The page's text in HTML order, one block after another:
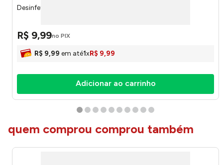
Desinfetante Eucalipto 2L 9172 - Bufalo
R$ 9,99no PIX
R$ 9,99 em até1xR$ 9,99
Adicionar ao carrinho
quem comprou comprou também